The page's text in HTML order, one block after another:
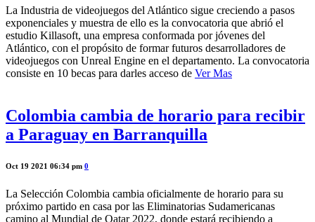
La Industria de videojuegos del Atlántico sigue creciendo a pasos
exponenciales y muestra de ello es la convocatoria que abrió el
estudio Killasoft, una empresa conformada por jóvenes del
Atlántico, con el propósito de formar futuros desarrolladores de
videojuegos con Unreal Engine en el departamento. La convocatoria
consiste en 10 becas para darles acceso de Ver Mas
Colombia cambia de horario para recibir
a Paraguay en Barranquilla
Oct 19 2021 06:34 pm 0
La Selección Colombia cambia oficialmente de horario para su
próximo partido en casa por las Eliminatorias Sudamericanas
camino al Mundial de Qatar 2022, donde estará recibiendo a